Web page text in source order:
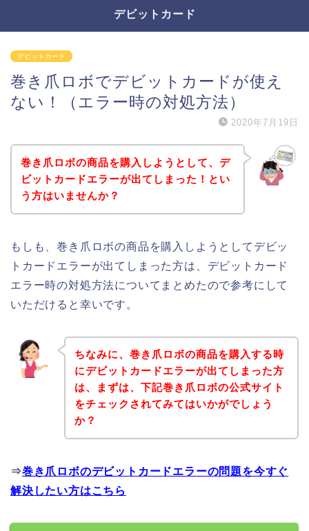
デビットカード
デビットカード
巻き爪ロボでデビットカードが使え
ない！（エラー時の対処方法）
2020年7月19日
巻き爪ロボの商品を購入しようとして、デ
ビットカードエラーが出てしまった！とい
う方はいませんか？
もしも、巻き爪ロボの商品を購入しようとしてデビッ
トカードエラーが出てしまった方は、デビットカード
エラー時の対処方法についてまとめたので参考にして
いただけると幸いです。
ちなみに、巻き爪ロボの商品を購入する時
にデビットカードエラーが出てしまった方
は、まずは、下記巻き爪ロボの公式サイト
をチェックされてみてはいかがでしょう
か？
⇒巻き爪ロボのデビットカードエラーの問題を今すぐ
解決したい方はこちら